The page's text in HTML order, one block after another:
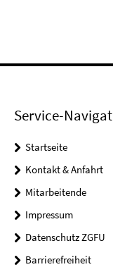
Service-
Startseite
Kontakt & Anfahrt
Mitarbeitende
Impressum
Datenschutz ZGFU
Barrierefreiheit